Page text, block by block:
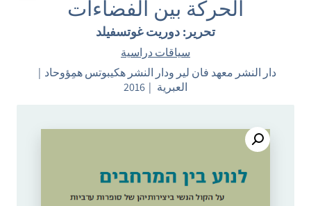
الحركة بين الفضاءات
تحرير: دوريت غوتسفيلد
سياقات دراسية
دار النشر معهد فان لير ودار النشر هكيبوتس همِؤوحاد
العبرية
2016